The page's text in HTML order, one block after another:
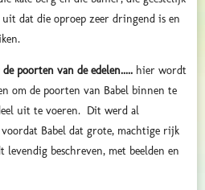
dat die oproep zeer dringend is en
poorten van de edelen..... hier wordt
om de poorten van Babel binnen te
uit te voeren. Dit werd al
Babel dat grote, machtige rijk
beschreven, met beelden en